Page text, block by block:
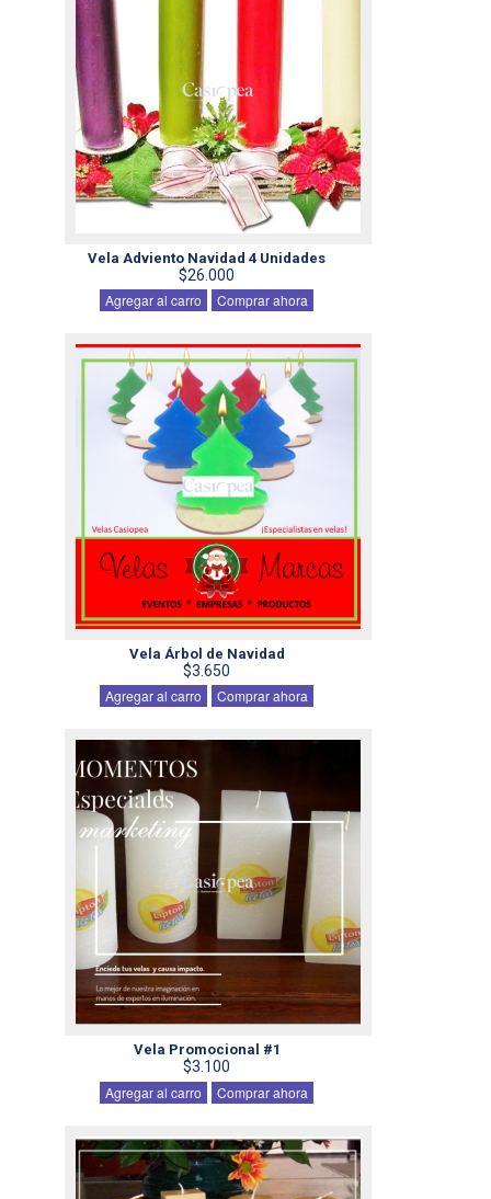
Vela Adviento Navidad 4 Unidades
$26.000
Agregar al carro Comprar ahora
Vela Árbol de Navidad
$3.650
Agregar al carro Comprar ahora
Vela Promocional #1
$3.100
Agregar al carro Comprar ahora